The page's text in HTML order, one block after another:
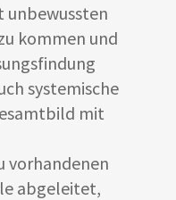
unbewussten
kommen und
systemische
mit
vorhandenen
abgeleitet,